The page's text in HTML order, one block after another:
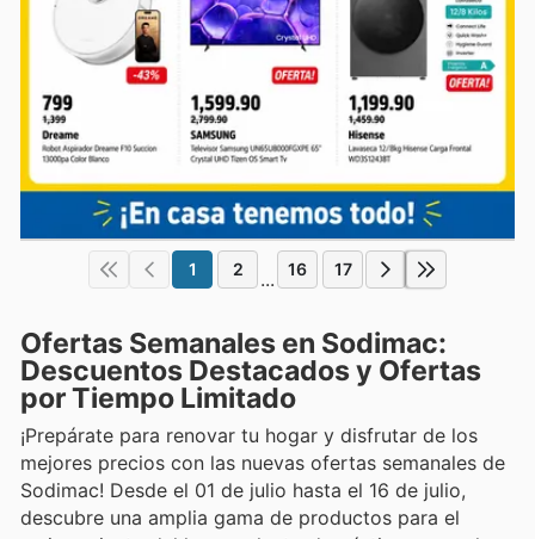
1 2 ... 16 17
Ofertas Semanales en Sodimac:
Descuentos Destacados y Ofertas
por Tiempo Limitado
¡Prepárate para renovar tu hogar y disfrutar de los
mejores precios con las nuevas ofertas semanales de
Sodimac! Desde el 01 de julio hasta el 16 de julio,
descubre una amplia gama de productos para el